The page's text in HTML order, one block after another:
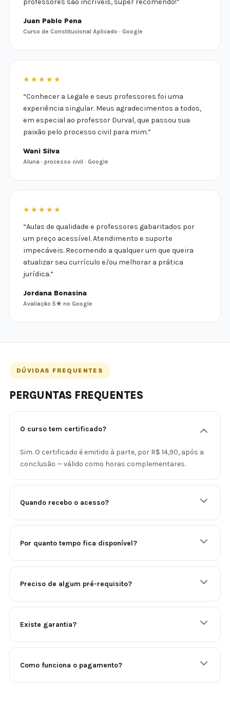
Juan Pablo Pena
Curso de Constitucional Aplicado · Google
★★★★★
“Conhecer a Legale e seus professores foi uma
experiência singular. Meus agradecimentos a todos,
em especial ao professor Durval, que passou sua
paixão pelo processo civil para mim.”
Wani Silva
Aluna · processo civil · Google
★★★★★
“Aulas de qualidade e professores gabaritados por
um preço acessível. Atendimento e suporte
impecáveis. Recomendo a qualquer um que queira
atualizar seu currículo e/ou melhorar a prática
jurídica.”
Jordana Bonasina
Avaliação 5★ no Google
DÚVIDAS FREQUENTES
PERGUNTAS FREQUENTES
O curso tem certificado?
Sim. O certificado é emitido à parte, por R$ 14,90, após a
conclusão — válido como horas complementares.
Quando recebo o acesso?
Por quanto tempo fica disponível?
Preciso de algum pré-requisito?
Existe garantia?
Como funciona o pagamento?